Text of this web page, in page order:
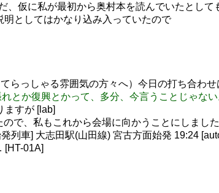
仮に私が最初から奥村本を読んでいたとし
としてはかなり込み入っていたので
らっしゃる雰囲気の方々へ）今日の打ち合わ
とか復興とかって、多分、今言うことじゃない
ますが [lab]
で、私もこれから会場に向かうことにしまし
列車] 大志田駅(山田線) 宮古方面始発 19:24
[HT-01A]